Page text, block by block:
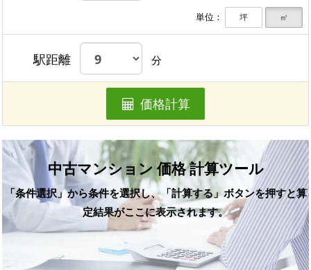
単位： 坪 ㎡
駅距離 分
価格計算
中古マンション 価格 計算ツール
「条件選択」から条件を選択し、「計算する」ボタンを押すと算
定結果がここに表示されます。